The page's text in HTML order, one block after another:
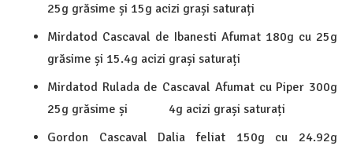
25g grăsime și 15g acizi grași saturați
Mirdatod Cascaval de Ibanesti Afumat 180g cu 25g
grăsime și 15.4g acizi grași saturați
Mirdatod Rulada de Cascaval Afumat cu Piper 300g
25g grăsime și 4g acizi grași saturați
Gordon Cascaval Dalia feliat 150g cu 24.92g